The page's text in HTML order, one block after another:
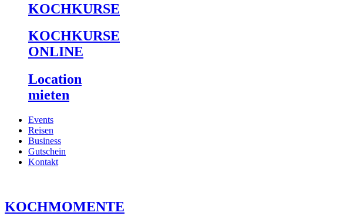
KOCHKURSE
KOCHKURSE
ONLINE
Location
mieten
Events
Reisen
Business
Gutschein
Kontakt
KOCHMOMENTE